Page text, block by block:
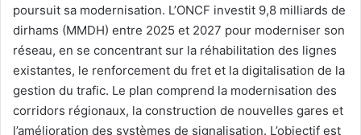
poursuit sa modernisation. L’ONCF investit 9,8 milliards de
dirhams (MMDH) entre 2025 et 2027 pour moderniser son
réseau, en se concentrant sur la réhabilitation des lignes
existantes, le renforcement du fret et la digitalisation de la
gestion du trafic. Le plan comprend la modernisation des
corridors régionaux, la construction de nouvelles gares et
l’amélioration des systèmes de signalisation. L’objectif est